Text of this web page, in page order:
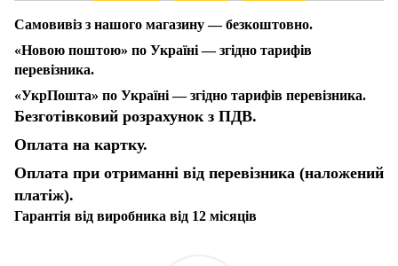
Самовивіз з нашого магазину — безкоштовно.
«Новою поштою» по Україні — згідно тарифів
перевізника.
«УкрПошта» по Україні — згідно тарифів перевізника.
Безготівковий розрахунок з ПДВ.
Оплата на картку.
Оплата при отриманні від перевізника (наложений
платіж).
Гарантія від виробника від 12 місяців